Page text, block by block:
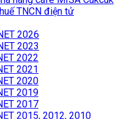
TNCN điện tử
2026
2023
2022
2021
2020
2019
2017
2015, 2012, 2010